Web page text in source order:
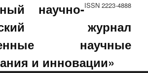
ISSN 2223-4888
научно-
журнал
научные
и инновации»